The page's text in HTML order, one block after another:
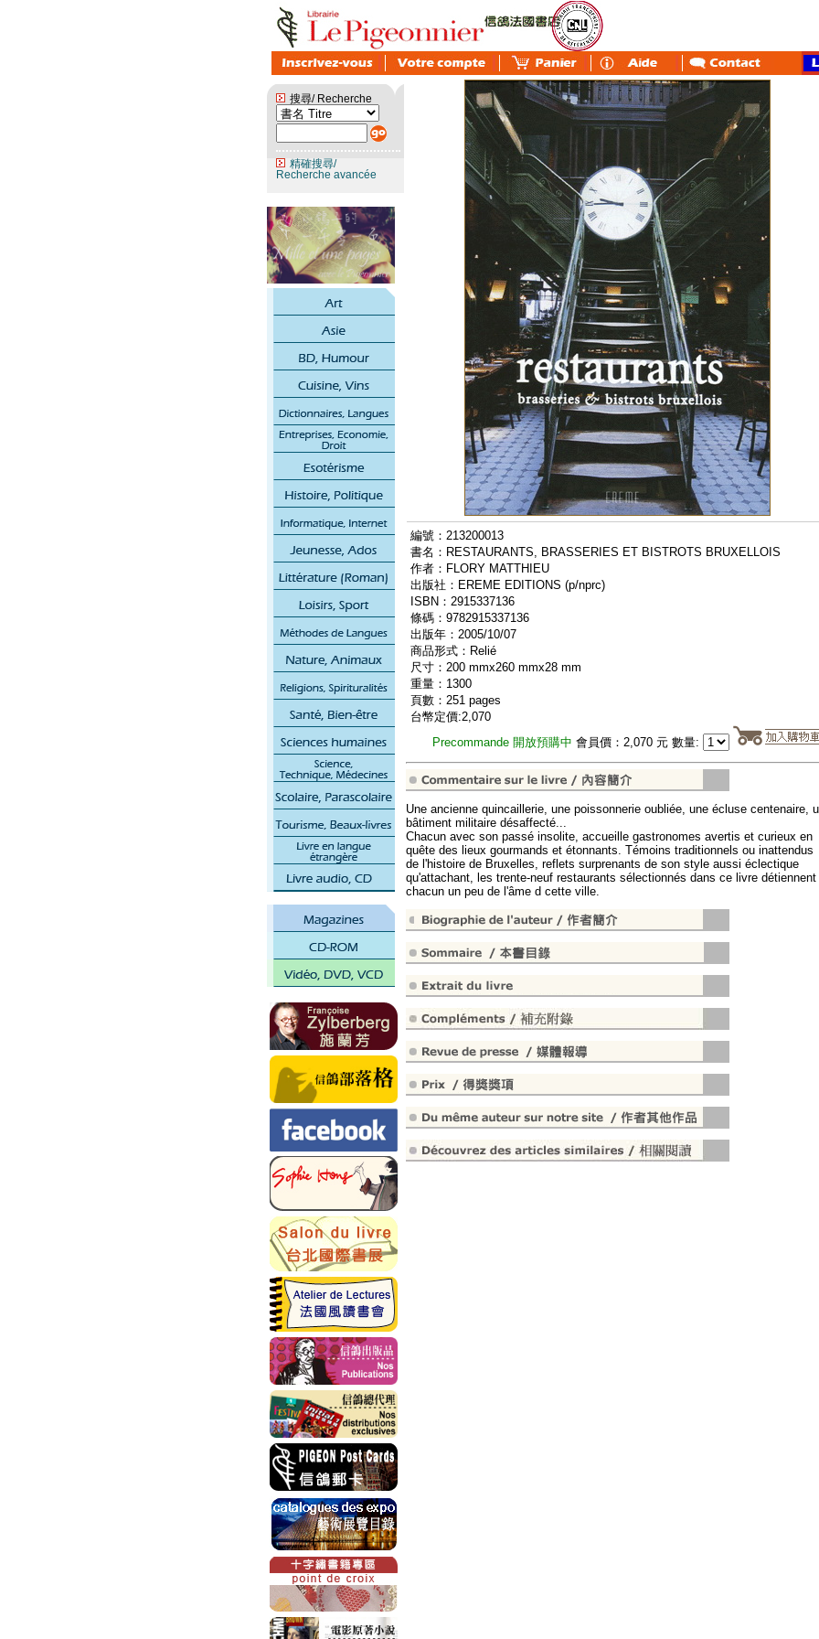
搜尋/ Recherche
精確搜尋/
Recherche avancée
編號：213200013
書名：RESTAURANTS, BRASSERIES ET BISTROTS BRUXELLOIS
作者：FLORY MATTHIEU
出版社：EREME EDITIONS (p/nprc)
ISBN：2915337136
條碼：9782915337136
出版年：2005/10/07
商品形式：Relié
尺寸：200 mmx260 mmx28 mm
重量：1300
頁數：251 pages
台幣定價:2,070
Precommande 開放預購中 會員價：2,070 元 數量:
Une ancienne quincaillerie, une poissonnerie oubliée, une écluse centenaire,
bâtiment militaire désaffecté...
Chacun avec son passé insolite, accueille gastronomes avertis et curieux en
quête des lieux gourmands et étonnants. Témoins traditionnels ou inattendus
de l'histoire de Bruxelles, reflets surprenants de son style aussi éclectique
qu'attachant, les trente-neuf restaurants sélectionnés dans ce livre détiennent
chacun un peu de l'âme d cette ville.